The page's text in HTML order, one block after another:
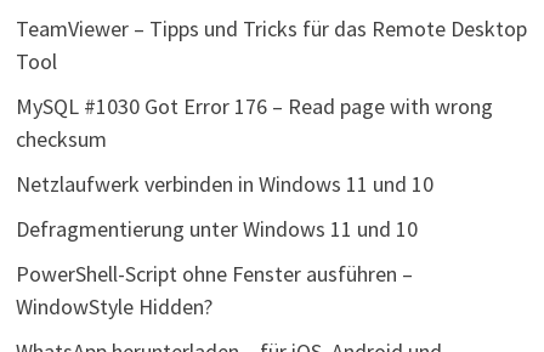
TeamViewer – Tipps und Tricks für das Remote Desktop
Tool
MySQL #1030 Got Error 176 – Read page with wrong
checksum
Netzlaufwerk verbinden in Windows 11 und 10
Defragmentierung unter Windows 11 und 10
PowerShell-Script ohne Fenster ausführen –
WindowStyle Hidden?